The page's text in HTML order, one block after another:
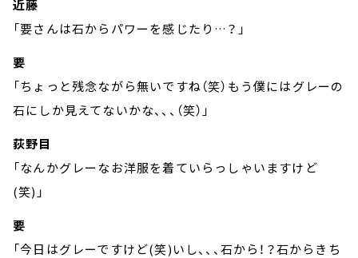
近藤
「要さんは石からパワーを感じたり…？」
要
「ちょっと残念ながら無いですね（笑）もう僕にはグレーの
石にしか見えてないかな、、、（笑）」
荻野目
「なんかグレーなお洋服を着ていらっしゃいますけど
(笑)」
要
「今日はグレーですけど(笑)いし、、、石から！？石からきち